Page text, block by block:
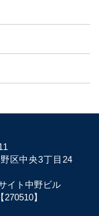
区中央3丁目24
イト中野ビル
】